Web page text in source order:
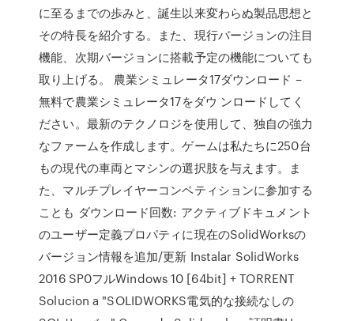
に至るまでの歩みと、誕生以来変わらぬ製品思想と
その特長を紹介する。また、現行バージョンの注目
機能、次期バージョンに搭載予定の機能についても
取り上げる。 農業シミュレータ17ダウンロード –
無料で農業シミュレータ17をダウ ンロードしてく
ださい。最新のテクノロジを使用して、独自の強力
なファームを作成します。ゲームは私たちに250台
もの現代の車両とマシンの選択肢を与えます。ま
た、マルチプレイヤーコンペティションに参加する
ことも ダウンロード回数: アクティブドキュメント
のユーザー定義プロパティに現在のSolidWorksの
バージョン情報を追加/更新 Instalar SolidWorks
2016 SP0フルWindows 10 [64bit] + TORRENT
Solucion a "SOLIDWORKS電気的な接続なしの